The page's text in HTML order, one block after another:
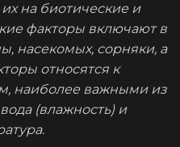
на биотические и
факторы включают в
насекомых, сорняки, а
относятся к
наиболее важными из
(влажность) и